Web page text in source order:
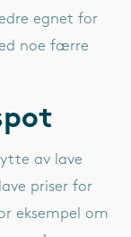
egnet for
noe færre
av lave
priser for
eksempel om